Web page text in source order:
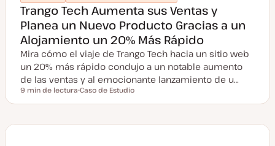
Trango Tech Aumenta sus Ventas y
Planea un Nuevo Producto Gracias a un
Alojamiento un 20% Más Rápido
Mira cómo el viaje de Trango Tech hacia un sitio web
un 20% más rápido condujo a un notable aumento
de las ventas y al emocionante lanzamiento de u…
Tiempo de lectura
9 min de lectura
i
Caso de Estudio